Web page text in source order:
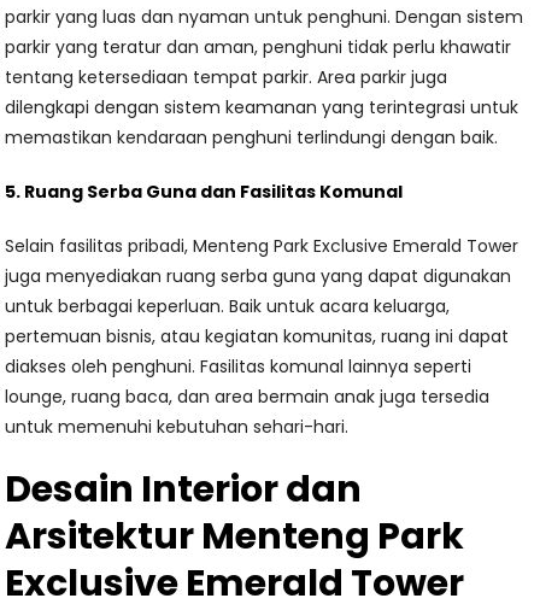
parkir yang luas dan nyaman untuk penghuni. Dengan sistem
parkir yang teratur dan aman, penghuni tidak perlu khawatir
tentang ketersediaan tempat parkir. Area parkir juga
dilengkapi dengan sistem keamanan yang terintegrasi untuk
memastikan kendaraan penghuni terlindungi dengan baik.
5. Ruang Serba Guna dan Fasilitas Komunal
Selain fasilitas pribadi, Menteng Park Exclusive Emerald Tower
juga menyediakan ruang serba guna yang dapat digunakan
untuk berbagai keperluan. Baik untuk acara keluarga,
pertemuan bisnis, atau kegiatan komunitas, ruang ini dapat
diakses oleh penghuni. Fasilitas komunal lainnya seperti
lounge, ruang baca, dan area bermain anak juga tersedia
untuk memenuhi kebutuhan sehari-hari.
Desain Interior dan
Arsitektur Menteng Park
Exclusive Emerald Tower